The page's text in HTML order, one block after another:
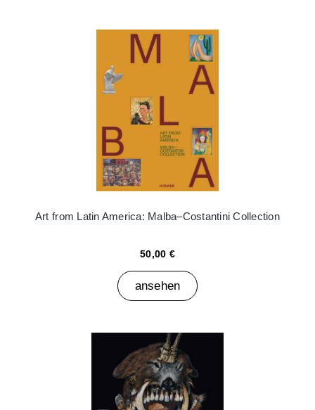
Art from Latin America: Malba–Costantini Collection
50,00 €
ansehen